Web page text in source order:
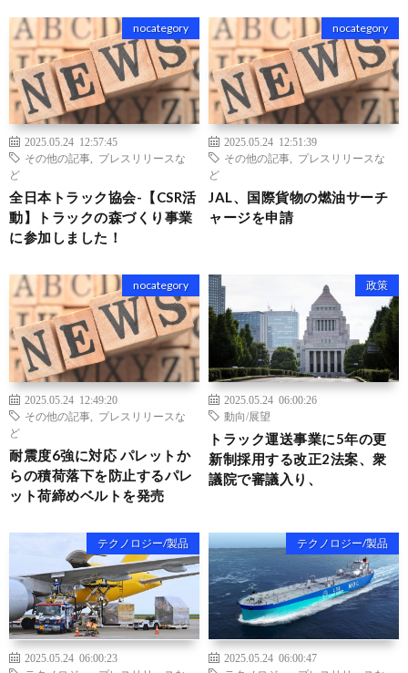
nocategory
2025.05.24 12:57:45
その他の記事
プレスリリースな
ど
全日本トラック協会-【CSR活
動】トラックの森づくり事業
に参加しました！
nocategory
2025.05.24 12:51:39
その他の記事
プレスリリースな
ど
JAL、国際貨物の燃油サーチ
ャージを申請
nocategory
2025.05.24 12:49:20
その他の記事
プレスリリースな
ど
耐震度6強に対応 パレットか
らの積荷落下を防止するパレ
ット荷締めベルトを発売
政策
2025.05.24 06:00:26
動向/展望
トラック運送事業に5年の更
新制採用する改正2法案、衆
議院で審議入り、
テクノロジー/製品
2025.05.24 06:00:23
テクノロジー/製品
2025.05.24 06:00:47